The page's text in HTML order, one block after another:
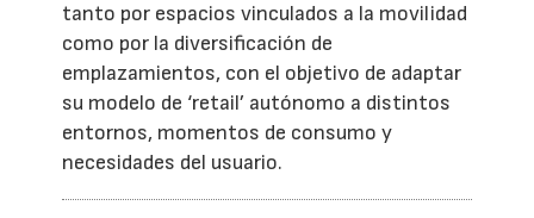
tanto por espacios vinculados a la movilidad
como por la diversificación de
emplazamientos, con el objetivo de adaptar
su modelo de ‘retail’ autónomo a distintos
entornos, momentos de consumo y
necesidades del usuario.